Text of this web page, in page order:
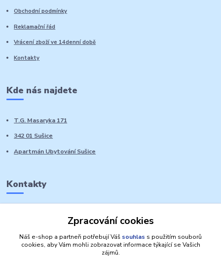
Obchodní podmínky
Reklamační řád
Vrácení zboží ve 14denní době
Kontakty
Kde nás najdete
T.G. Masaryka 171
342 01 Sušice
Apartmán Ubytování Sušice
Kontakty
Zpracování cookies
Náš e-shop a partneři potřebují Váš souhlas s použitím souborů
cookies, aby Vám mohli zobrazovat informace týkající se Vašich
zájmů.